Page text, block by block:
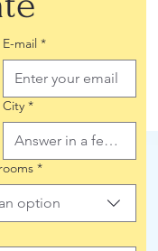
E-mail *
City *
*
option